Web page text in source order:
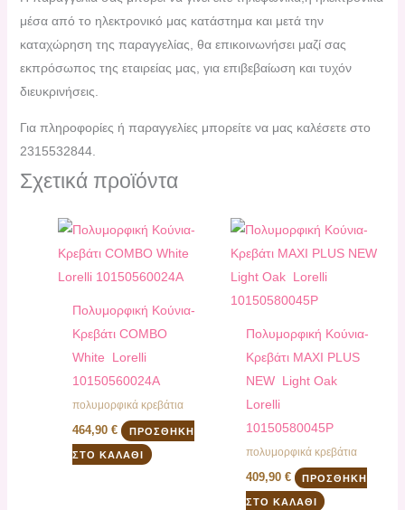
μέσα από το ηλεκτρονικό μας κατάστημα και μετά την
καταχώρηση της παραγγελίας, θα επικοινωνήσει μαζί σας
εκπρόσωπος της εταιρείας μας, για επιβεβαίωση και τυχόν
διευκρινήσεις.
Για πληροφορίες ή παραγγελίες μπορείτε να μας καλέσετε στο
2315532844.
Σχετικά προϊόντα
Πολυμορφική Κούνια-
Κρεβάτι COMBO
White Lorelli
10150560024A
πολυμορφικά κρεβάτια
464,90€ ΠΡΟΣΘΉΚΗ
ΣΤΟ ΚΑΛΆΘΙ
Πολυμορφική Κούνια-
Κρεβάτι MAXI PLUS
NEW Light Oak
Lorelli
10150580045P
πολυμορφικά κρεβάτια
409,90 € ΠΡΟΣΘΉΚΗ
ΣΤΟ ΚΑΛΆΘΙ